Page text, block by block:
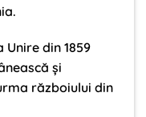
Unire din 1859
și
războiului din